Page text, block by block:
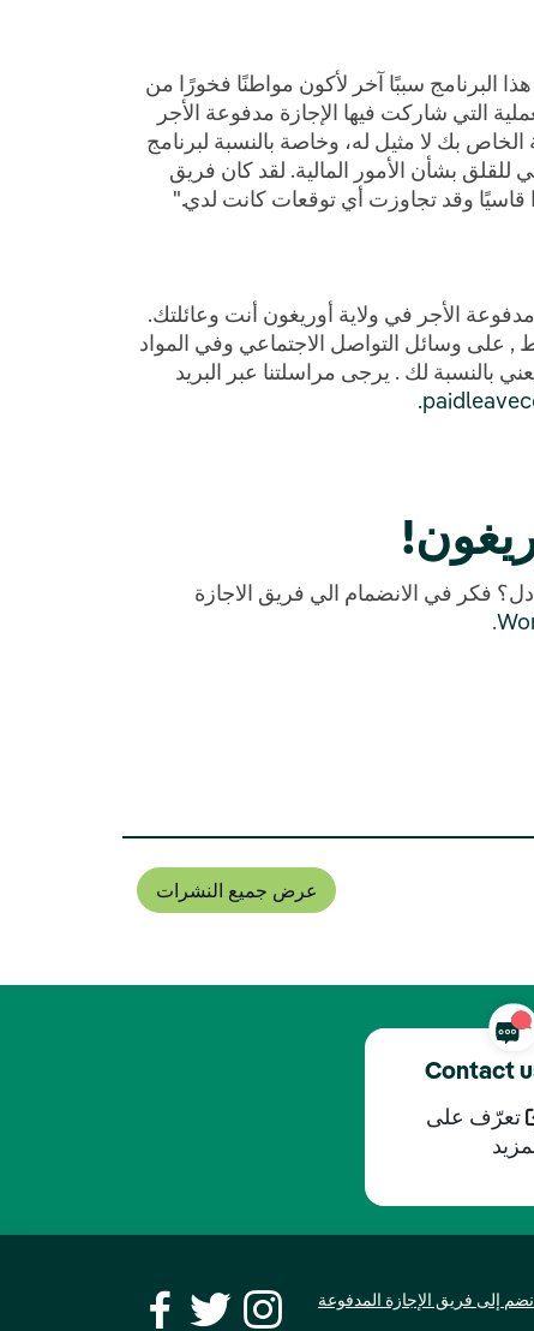
البرنامج سببًا آخر لأكون مواطنًا فخورًا من
التي شاركت فيها الإجازة مدفوعة الأجر
بك لا مثيل له، وخاصة بالنسبة لبرنامج
للقلق بشأن الأمور المالية. لقد كان فريق
قاسيًا وقد تجاوزت أي توقعات كانت لدي."
الأجر في ولاية أوريغون أنت وعائلتك.
وسائل التواصل الاجتماعي وفي المواد
بالنسبة لك . يرجى مراسلتنا عبر البريد
فكر في الانضمام الي فريق الاجازة
.
عرض جميع النشرات
Contact
تعرّف على
إلى فريق الإجازة المدفوعة